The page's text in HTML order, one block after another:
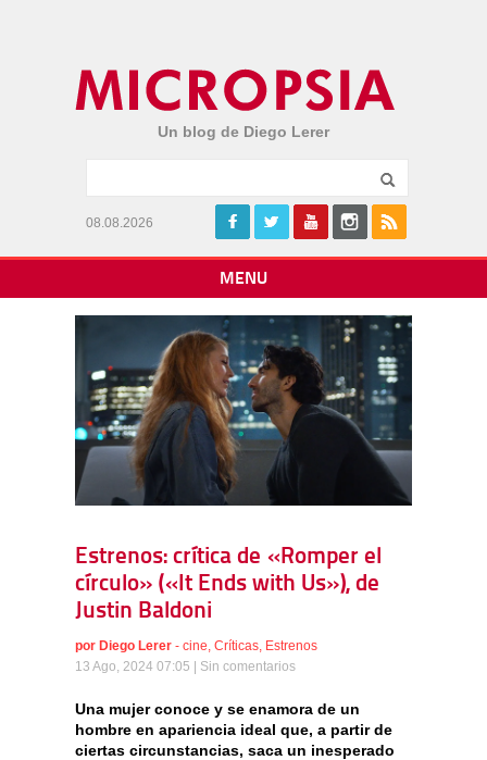
Un blog de Diego Lerer
08.08.2026
MENU
Estrenos: crítica de «Romper el
círculo» («It Ends with Us»), de
Justin Baldoni
por Diego Lerer - cine Críticas Estrenos
13 Ago, 2024 07:05 | Sin comentarios
Una mujer conoce y se enamora de un
hombre en apariencia ideal que, a partir de
ciertas circunstancias, saca un inesperado